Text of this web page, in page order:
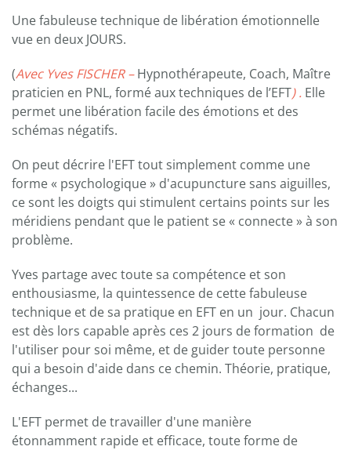
Une fabuleuse technique de libération émotionnelle
vue en deux JOURS.
(Avec Yves FISCHER –Hypnothérapeute, Coach, Maître
praticien en PNL, formé aux techniques de l’EFT) . Elle
permet une libération facile des émotions et des
schémas négatifs.
On peut décrire l'EFT tout simplement comme une
forme « psychologique » d'acupuncture sans aiguilles,
ce sont les doigts qui stimulent certains points sur les
méridiens pendant que le patient se « connecte » à son
problème.
Yves partage avec toute sa compétence et son
enthousiasme, la quintessence de cette fabuleuse
technique et de sa pratique en EFT en un jour. Chacun
est dès lors capable après ces 2 jours de formation de
l'utiliser pour soi même, et de guider toute personne
qui a besoin d'aide dans ce chemin. Théorie, pratique,
échanges...
L'EFT permet de travailler d'une manière
étonnamment rapide et efficace, toute forme de